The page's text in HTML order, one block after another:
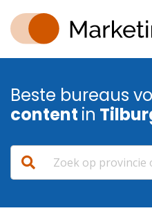
Beste bureaus
content in